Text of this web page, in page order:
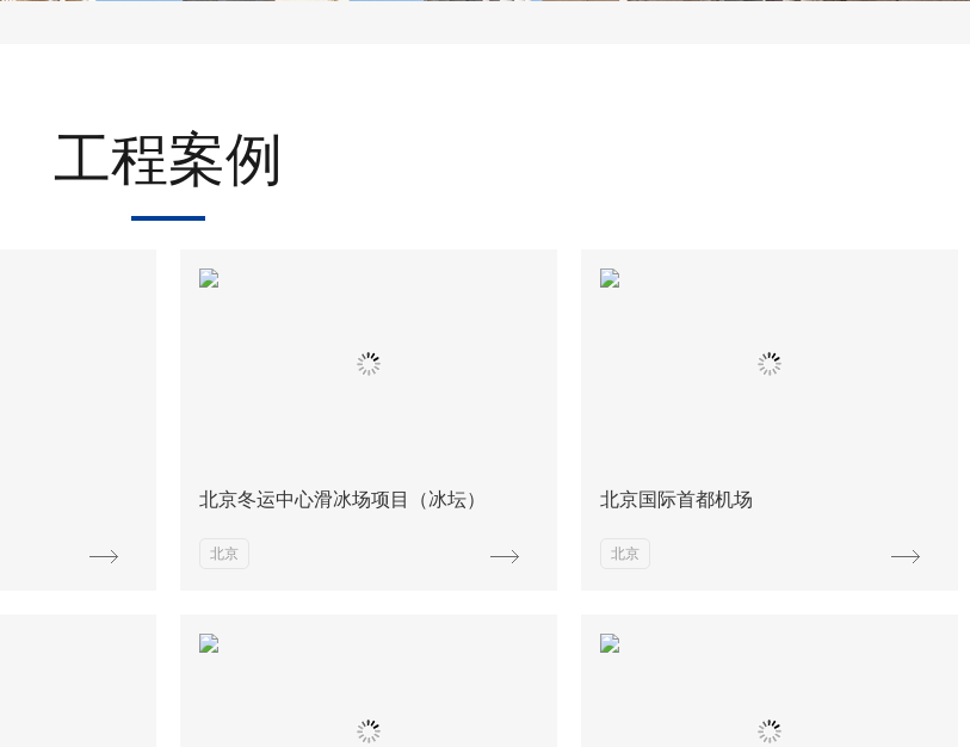
工程案例
北京冬运中心滑冰场项目（冰坛）
北京
北京国际首都机场
北京